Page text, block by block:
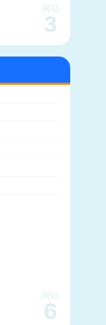
网站
3
网站
6